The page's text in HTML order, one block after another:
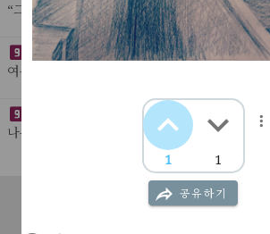
“그러니까 그 곳이 그늘진 곳이라 좀 무섭기도
엉덩이가 축축하게 젖는 거 같기도 해서 그 비
앉았대요. 계속 기다리다 기다리다 아 이
[ 나의
중고인간 2
여름이었고 밖에는 비가 오고 있었다.“아버지
한 봉지와 참이슬 한 병을 계산대 위에 올려놓
라보고 있는 들창코 여중생에게 말을 건넸다.
나는 잠을 자고 있었다. 피곤을 달고 다니는 대
이 그때 나는 이빨을 조금 갈고 있었다. 컴퓨터
원 버튼이 점멸하고 새벽 2시 스스로 켜진
Javascript도 넣고console.log('우왕');무난무난
[ 나의 글 ]
서비스소개 고객센터
1 1
공유하기